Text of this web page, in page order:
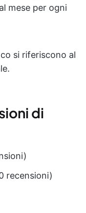
mese per ogni
si riferiscono al
di
recensioni)